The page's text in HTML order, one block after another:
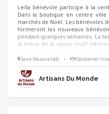
Le/la bénévole participe à la
Dans la boutique en centre
marchés de Noël. Les bénévoles
formeront les nouveaux
pendant quelques semaines. La
la tenue de la caisse (outil
commerce équitable.
d'autres bénévoles.
Saint-Nazaire (44) • Solidarité /
Artisans Du Monde